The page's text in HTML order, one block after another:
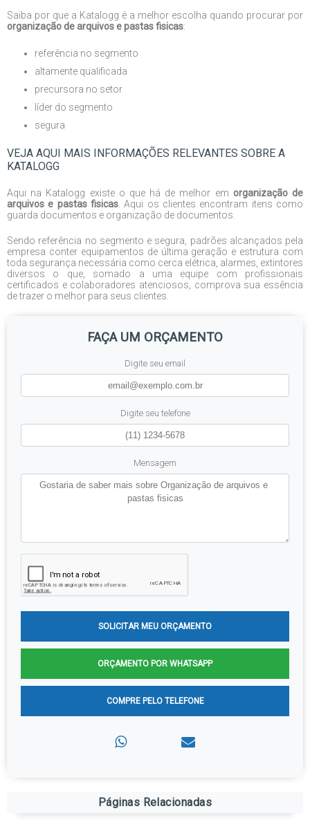
Saiba por que a Katalogg é a melhor escolha quando procurar por
organização de arquivos e pastas fisicas:
referência no segmento
altamente qualificada
precursora no setor
líder do segmento
segura
VEJA AQUI MAIS INFORMAÇÕES RELEVANTES SOBRE A
KATALOGG
Aqui na Katalogg existe o que há de melhor em organização de
arquivos e pastas fisicas . Aqui os clientes encontram itens como
guarda documentos e organização de documentos.
Sendo referência no segmento e segura, padrões alcançados pela
empresa conter equipamentos de última geração e estrutura com
toda segurança necessária como cerca elétrica, alarmes, extintores
diversos o que, somado a uma equipe com profissionais
certificados e colaboradores atenciosos, comprova sua essência
de trazer o melhor para seus clientes.
FAÇA UM ORÇAMENTO
Digite seu email
Digite seu telefone
Mensagem
SOLICITAR MEU ORÇAMENTO
ORÇAMENTO POR WHATSAPP
COMPRE PELO TELEFONE
Páginas Relacionadas